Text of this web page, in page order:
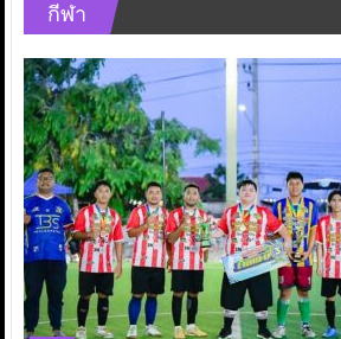
กีฬา